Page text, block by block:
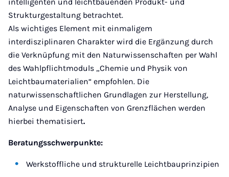
Strukturgestaltung betrachtet.
Als wichtiges Element mit einmaligem
interdisziplinaren Charakter wird die Ergänzung durch
die Verknüpfung mit den Naturwissenschaften per Wahl
des Wahlpflichtmoduls „Chemie und Physik von
Leichtbaumaterialien“ empfohlen. Die
naturwissenschaftlichen Grundlagen zur Herstellung,
Analyse und Eigenschaften von Grenzflächen werden
hierbei thematisiert.
Beratungsschwerpunkte:
Werkstoffliche und strukturelle Leichtbauprinzipien